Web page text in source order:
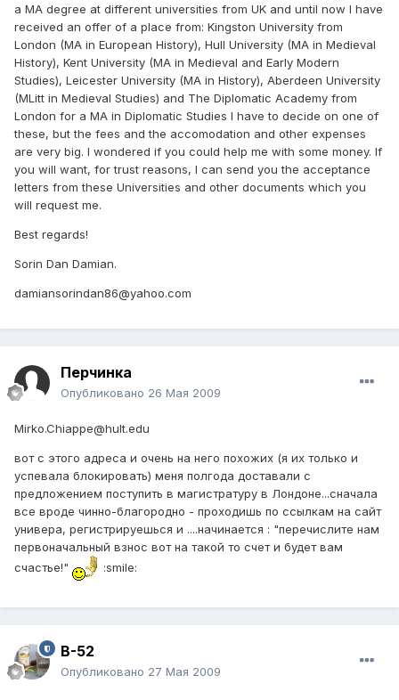
a MA degree at different universities from UK and until now I have
received an offer of a place from: Kingston University from
London (MA in European History), Hull University (MA in Medieval
History), Kent University (MA in Medieval and Early Modern
Studies), Leicester University (MA in History), Aberdeen University
(MLitt in Medieval Studies) and The Diplomatic Academy from
London for a MA in Diplomatic Studies I have to decide on one of
these, but the fees and the accomodation and other expenses
are very big. I wondered if you could help me with some money. If
you will want, for trust reasons, I can send you the acceptance
letters from these Universities and other documents which you
will request me.
Best regards!
Sorin Dan Damian.
damiansorindan86@yahoo.com
Перчинка
Опубликовано 26 Мая 2009
Mirko.Chiappe@hult.edu
вот с этого адреса и очень на него похожих (я их только и
успевала блокировать) меня полгода доставали с
предложением поступить в магистратуру в Лондоне...сначала
все вроде чинно-благородно - проходишь по ссылкам на сайт
универа, регистрируешься и ....начинается : "перечислите нам
первоначальный взнос вот на такой то счет и будет вам
счастье!"
:smile:
B-52
Опубликовано 27 Мая 2009